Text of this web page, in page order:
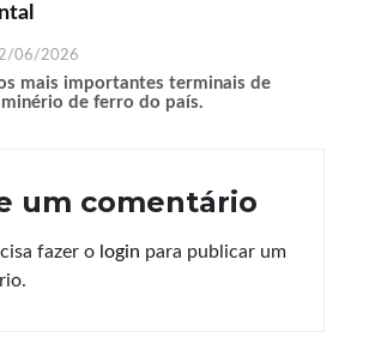
06/2026
mais importantes terminais de
de ferro do país.
um comentário
fazer o login para publicar um